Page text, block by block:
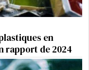
en
rapport de 2024